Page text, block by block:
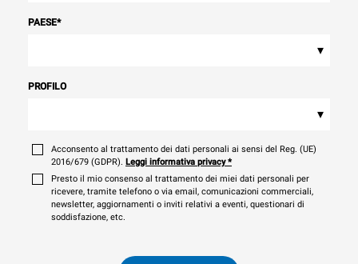
PAESE*
▾
PROFILO
▾
Acconsento al trattamento dei dati personali ai sensi del Reg. (UE)
2016/679 (GDPR). Leggi informativa privacy*
Presto il mio consenso al trattamento dei miei dati personali per
ricevere, tramite telefono o via email, comunicazioni commerciali,
newsletter, aggiornamenti o inviti relativi a eventi, questionari di
soddisfazione, etc.